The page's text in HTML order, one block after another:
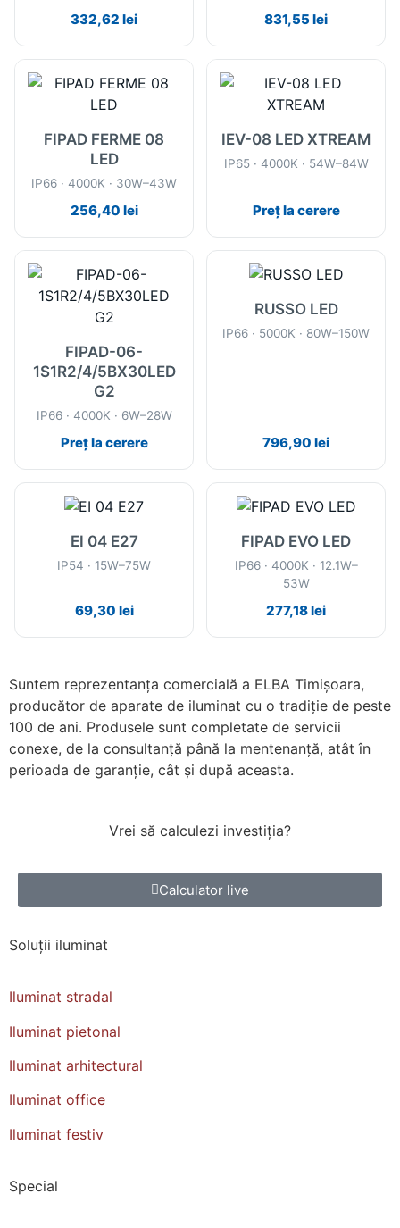
332,62 lei 831,55lei
FIPAD FERME 08
LED
IP66 · 4000K · 30W–43W
256,40 lei
IEV-08 LED XTREAM
IP65 · 4000K · 54W–84W
Preț la cerere
FIPAD-06-
1S1R2/4/5BX30LED
G2
IP66 · 4000K · 6W–28W
Preț la cerere
RUSSO LED
IP66 · 5000K · 80W–150W
796,90 lei
EI 04 E27
IP54 · 15W–75W
69,30 lei
FIPAD EVO LED
IP66 · 4000K · 12.1W–
53W
277,18lei
Suntem reprezentanța comercială a ELBA Timișoara,
producător de aparate de iluminat cu o tradiție de peste
100 de ani. Produsele sunt completate de servicii
conexe, de la consultanță până la mentenanță, atât în
perioada de garanție, cât și după aceasta.
Vrei să calculezi investiția?
Calculator live
Soluții iluminat
Iluminat stradal
Iluminat pietonal
Iluminat arhitectural
Iluminat office
Iluminat festiv
Special